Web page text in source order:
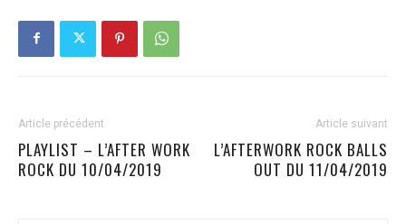
Article précédent
PLAYLIST – L’AFTER WORK
ROCK DU 10/04/2019
Article suivant
L’AFTERWORK ROCK BALLS
OUT DU 11/04/2019